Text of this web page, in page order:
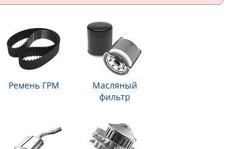
Ремень ГРМ
Масляный
фильтр